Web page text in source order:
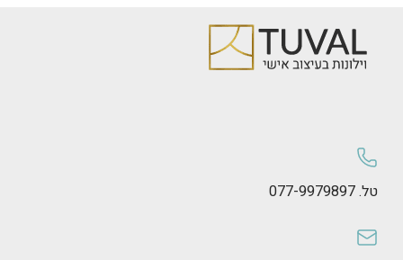
טל. 077-9979897